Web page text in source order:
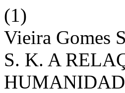
(1)
Vieira Gomes
S. K. A